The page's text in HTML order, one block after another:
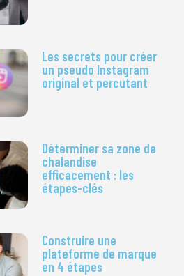
Les secrets pour créer
un pseudo Instagram
original et percutant
Déterminer sa zone de
chalandise
efficacement : les
étapes-clés
Construire une
plateforme de marque
en 4 étapes